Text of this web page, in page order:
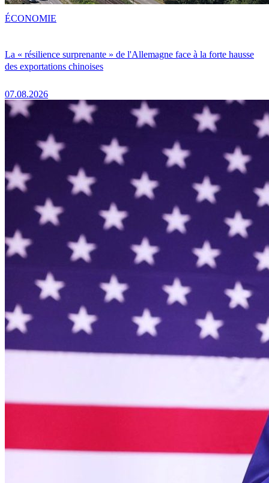
La « résilience surprenante » de l'Allemagne face à la forte hausse
des exportations chinoises
07.08.2026
ÉCONOMIE